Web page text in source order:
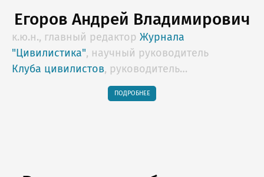
Егоров Андрей Владимирович
к.ю.н., главный редактор Журнала
"Цивилистика", научный руководитель
Клуба цивилистов, руководитель
образовательных программ Lextorium.com,
профессор НИУ "Высшая школа экономики",
ПОДРОБНЕЕ